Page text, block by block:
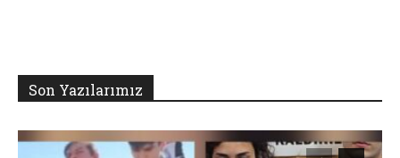
Son Yazılarımız